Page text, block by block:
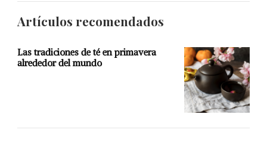
Artículos recomendados
Las tradiciones de té en primavera
alrededor del mundo